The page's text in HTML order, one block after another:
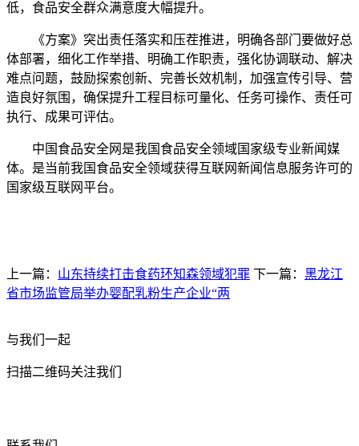
低，食品安全群众满意度大幅提升。
《方案》突出责任落实和压茬推进，明确各部门要做好总
体部署，细化工作举措、明确工作职责，强化协调联动、解决
难点问题，鼓励探索创新、完善长效机制，加强宣传引导、营
造良好氛围，确保提升工程目标可量化、任务可操作、责任可
执行、成果可评估。
中国食品安全网是我国食品安全领域国家级专业新闻媒
体。是当前我国食品安全领域获得互联网新闻信息服务许可的
国家级互联网平台。
上一篇： 山东持续打击食药环知森领域犯罪 下一篇： 黑龙江
省市场监管局举办婴配乳粉生产企业“两
与我们一起
扫描二维码关注我们